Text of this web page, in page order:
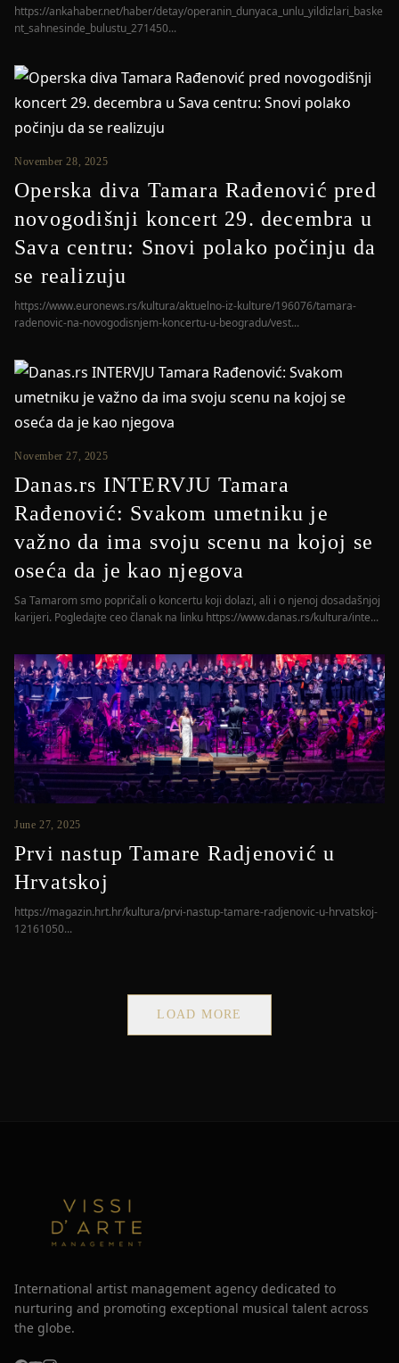
https://ankahaber.net/haber/detay/operanin_dunyaca_unlu_yildizlari_baske
nt_sahnesinde_bulustu_271450...
November 28, 2025
Operska diva Tamara Rađenović pred
novogodišnji koncert 29. decembra u
Sava centru: Snovi polako počinju da
se realizuju
https://www.euronews.rs/kultura/aktuelno-iz-kulture/196076/tamara-
radenovic-na-novogodisnjem-koncertu-u-beogradu/vest...
November 27, 2025
Danas.rs INTERVJU Tamara
Rađenović: Svakom umetniku je
važno da ima svoju scenu na kojoj se
oseća da je kao njegova
Sa Tamarom smo popričali o koncertu koji dolazi, ali i o njenoj dosadašnjoj
karijeri. Pogledajte ceo članak na linku https://www.danas.rs/kultura/inte...
June 27, 2025
Prvi nastup Tamare Radjenović u
Hrvatskoj
https://magazin.hrt.hr/kultura/prvi-nastup-tamare-radjenovic-u-hrvatskoj-
12161050...
LOAD MORE
International artist management agency dedicated to
nurturing and promoting exceptional musical talent across
the globe.